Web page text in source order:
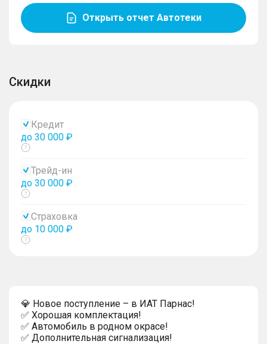
Открыть отчет Автотеки
Скидки
Кредит
до 30 000 ₽
Показать
Трейд-ин
до 30 000 ₽
Показать
Страховка
до 10 000 ₽
Показать
💎 Новое поступление – в ИАТ Парнас!
✅ Хорошая комплектация!
✅ Автомобиль в родном окрасе!
✅ Дополнительная сигнализация!